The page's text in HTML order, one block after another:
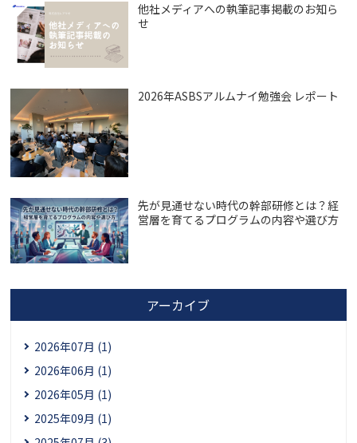
他社メディアへの執筆記事掲載のお知ら
せ
2026年ASBSアルムナイ勉強会 レポート
先が見通せない時代の幹部研修とは？経
営層を育てるプログラムの内容や選び方
アーカイブ
2026年07月 (1)
2026年06月 (1)
2026年05月 (1)
2025年09月 (1)